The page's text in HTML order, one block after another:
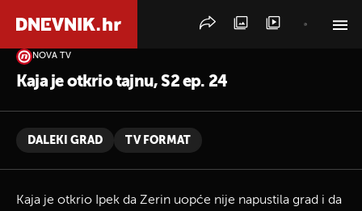
NOVA TV
Kaja je otkrio tajnu, S2 ep. 24
DALEKI GRAD TV FORMAT
Kaja je otkrio Ipek da Zerin uopće nije napustila grad i da
PRETRAŽITE VIJESTI